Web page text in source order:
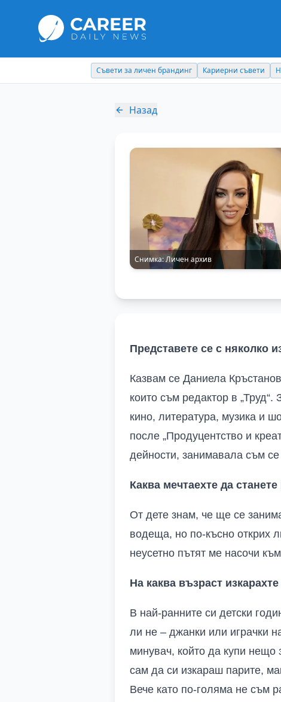
Съвети за личен брандинг Кариерни съвети
Назад
Снимка:Личен архив
Представете се с няколко
Казвам се Даниела
които съм редактор в
кино, литература, музика и
после „Продуцентство и
дейности, занимавала съм
Каква мечтаехте да
От дете знам, че ще се
водеща, но по-късно открих
неусетно пътят ме насочи
На каква възраст
В най-ранните си детски
ли не – джанки или играчки
минувач, който да купи нещо
сам да си изкараш парите,
Вече като по-голяма не съм